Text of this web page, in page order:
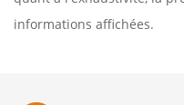
informations affichées.